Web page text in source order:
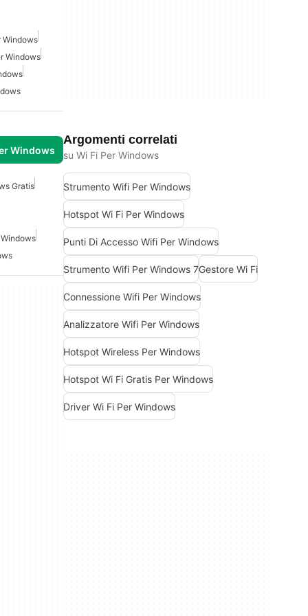
Windows
Windows
Windows
Gratis
Argomenti correlati
su Wi Fi Per Windows
Strumento Wifi Per Windows
Hotspot Wi Fi Per Windows
Punti Di Accesso Wifi Per Windows
Strumento Wifi Per Windows 7Gestore Wi Fi
Connessione Wifi Per Windows
Analizzatore Wifi Per Windows
Hotspot Wireless Per Windows
Hotspot Wi Fi Gratis Per Windows
Driver Wi Fi Per Windows